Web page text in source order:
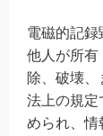
電磁的記録
他人が所有
除、破壊
法上の規定
められ、情